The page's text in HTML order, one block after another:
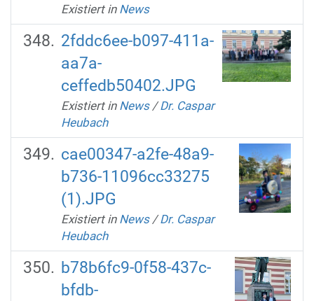
Existiert in News
2fddc6ee-b097-411a-
aa7a-
ceffedb50402.JPG
Existiert in News /Dr. Caspar
Heubach
cae00347-a2fe-48a9-
b736-11096cc33275
(1).JPG
Existiert in News /Dr. Caspar
Heubach
b78b6fc9-0f58-437c-
bfdb-